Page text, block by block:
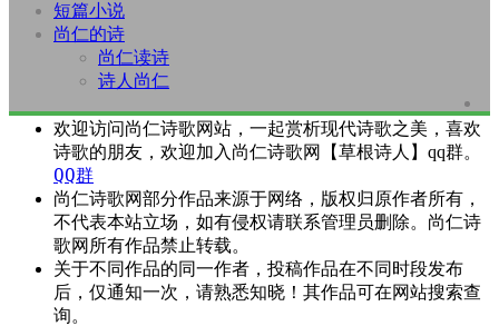
短篇小说
尚仁的诗
尚仁读诗
诗人尚仁
欢迎访问尚仁诗歌网站，一起赏析现代诗歌之美，喜欢
诗歌的朋友，欢迎加入尚仁诗歌网【草根诗人】qq群。
QQ群
尚仁诗歌网部分作品来源于网络，版权归原作者所有，
不代表本站立场，如有侵权请联系管理员删除。尚仁诗
歌网所有作品禁止转载。
关于不同作品的同一作者，投稿作品在不同时段发布
后，仅通知一次，请熟悉知晓！其作品可在网站搜索查
询。